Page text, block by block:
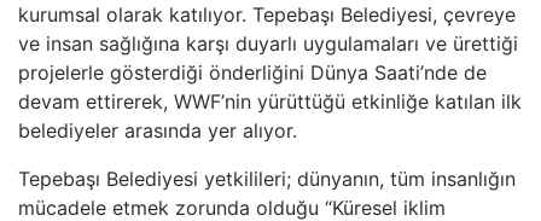
kurumsal olarak katılıyor. Tepebaşı Belediyesi, çevreye
ve insan sağlığına karşı duyarlı uygulamaları ve ürettiği
projelerle gösterdiği önderliğini Dünya Saati’nde de
devam ettirerek, WWF’nin yürüttüğü etkinliğe katılan ilk
belediyeler arasında yer alıyor.
Tepebaşı Belediyesi yetkilileri; dünyanın, tüm insanlığın
mücadele etmek zorunda olduğu “Küresel iklim